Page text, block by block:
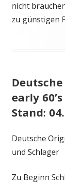
nicht
zu günstigen
early
Stand:
Deutsche
und Schlager
Zu Beginn